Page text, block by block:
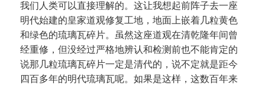
我们人类可以直接理解的。这让我想起前阵子去一座
明代始建的皇家道观修复工地，地面上嵌着几粒黄色
和绿色的琉璃瓦碎片。虽然这座道观在清乾隆年间曾
经重修，但没经过严格地辨认和检测前也不能肯定的
说那几粒琉璃瓦碎片一定是清代的，说不定就是距今
四百多年的明代琉璃瓦呢。如果是这样，这数百年来